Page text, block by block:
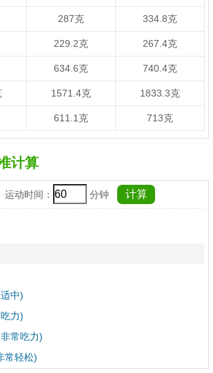
287克 334.8克
229.2克 267.4克
634.6克 740.4克
1571.4克 1833.3克
611.1克 713克
计算
运动时间： 分钟
中)
力)
常吃力)
常轻松)